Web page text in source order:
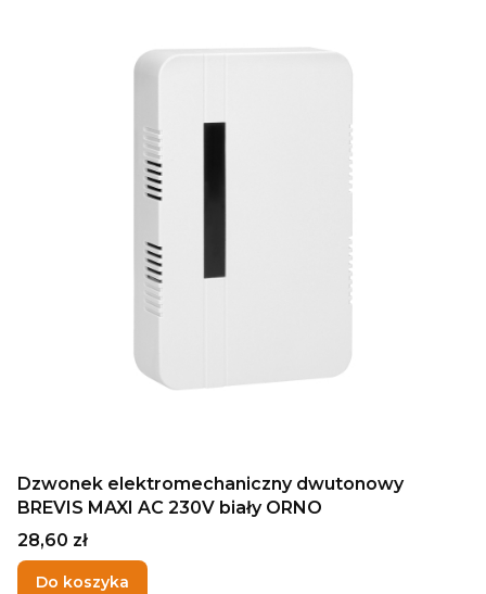
Dzwonek elektromechaniczny dwutonowy
BREVIS MAXI AC 230V biały ORNO
Cena
28,60 zł
Do koszyka